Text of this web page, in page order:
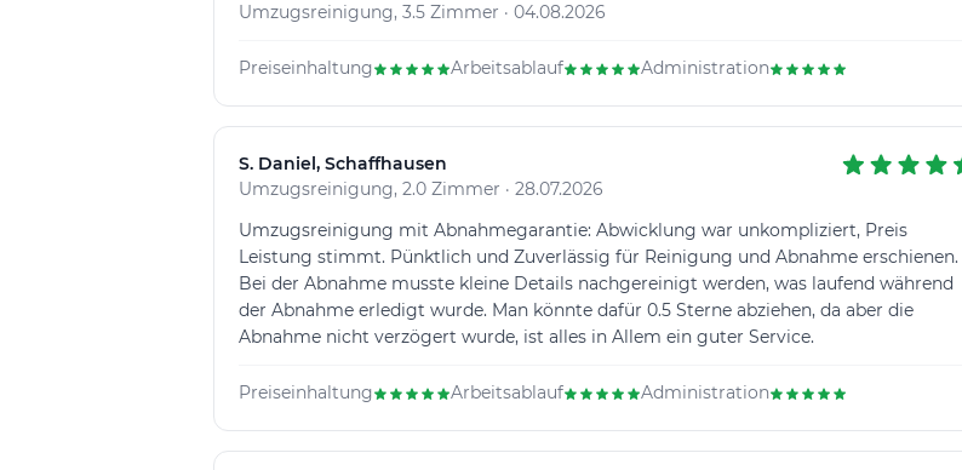
Umzugsreinigung, 3.5 Zimmer · 04.08.2026
Preiseinhaltung Arbeitsablauf Administration
S. Daniel, Schaffhausen
Umzugsreinigung, 2.0 Zimmer · 28.07.2026
Umzugsreinigung mit Abnahmegarantie: Abwicklung war unkompliziert, Preis
Leistung stimmt. Pünktlich und Zuverlässig für Reinigung und Abnahme erschienen.
Bei der Abnahme musste kleine Details nachgereinigt werden, was laufend während
der Abnahme erledigt wurde. Man könnte dafür 0.5 Sterne abziehen, da aber die
Abnahme nicht verzögert wurde, ist alles in Allem ein guter Service.
Preiseinhaltung Arbeitsablauf Administration